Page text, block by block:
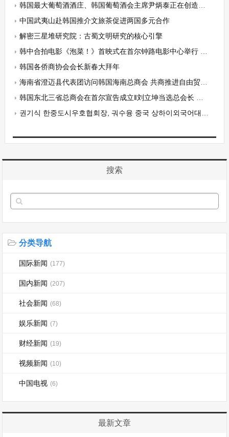
韩国最大葡萄酒酒庄、韩国葡萄酒会主席尹炳泰正在创造人类健康的奇迹
中国武夷山赴韩国推介文旅茶促进两国多元合作
解密三星堆研究院：古蜀文明研究的核心引擎
韩中合拍电影《泡菜！》首映式在首尔钟路电影中心举行 韩国新华报等十多家华文媒体受邀观赏
韩国各侨商协会会长新春大拜年
海南省澄迈县代表团访问韩国海南总商会 共商推进自由贸易港与旅韩侨商合作与交流
韩国东北三省总商会在首尔宣告成立‖刘立坤当选总会长 曹明权博士被聘名誉会长
권기식 한중도시우호협회장, 궈수융 중국 상하이외국어대학 공공사무대학 서기 면담
搜索
分类导航
国际新闻 (177)
国内新闻 (207)
社会新闻 (68)
娱乐新闻 (7)
财经新闻 (19)
视频新闻 (10)
中国电视 (6)
最新文章